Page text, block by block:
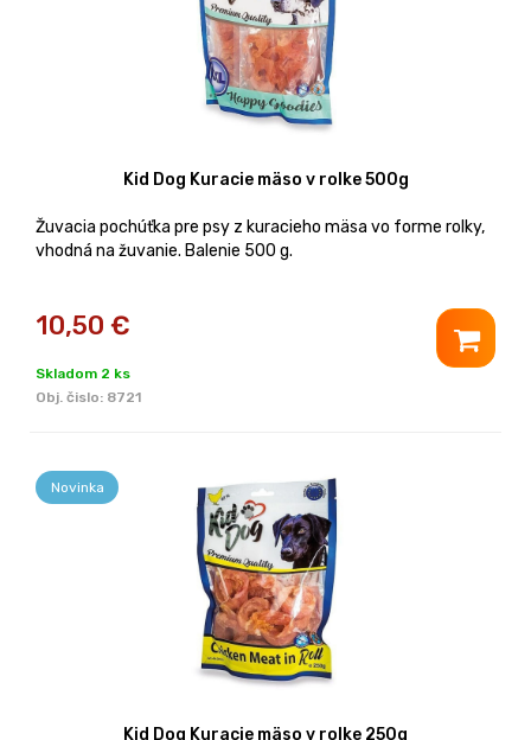
Kid Dog Kuracie mäso v rolke 500g
Žuvacia pochúťka pre psy z kuracieho mäsa vo forme rolky,
vhodná na žuvanie. Balenie 500 g.
10,50 €
Skladom 2 ks
Obj. čislo: 8721
Novinka
Kid Dog Kuracie mäso v rolke 250g